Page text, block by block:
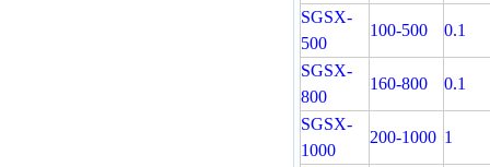
SGSX-
500
100-500 0.1
SGSX-
800
160-800 0.1
SGSX-
1000
200-1000 1